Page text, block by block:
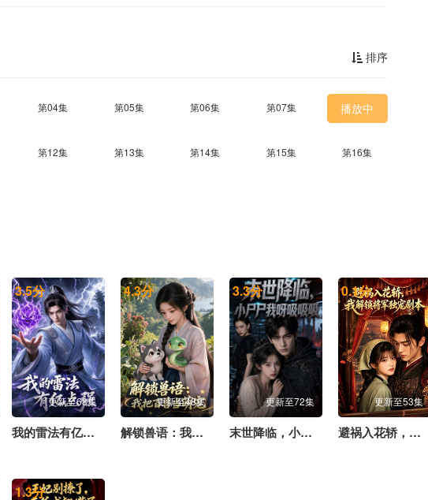
排序
第04集 第05集 第06集 第07集 播放中
第12集 第13集 第14集 第15集 第16集
3.5分
更新至68集
我的雷法有亿点强
4.3分
更新至48集
解锁兽语：我把百兽当萌宠
3.3分
更新至72集
末世降临，小尸尸我呀吸吸吸
0.1分
更新至53集
避祸入花轿，我解锁将军独宠剧本
1.3分